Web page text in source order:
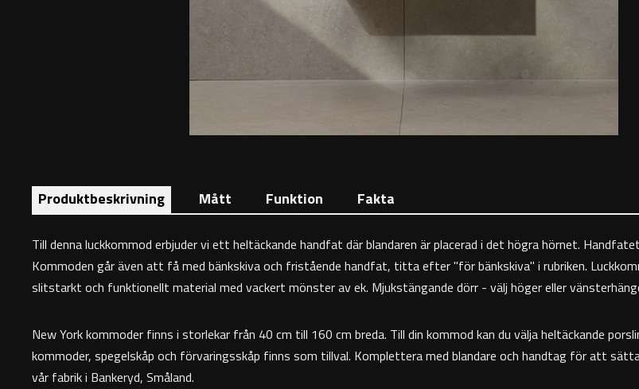
Produktbeskrivning Mått Funktion Fakta
Till denna luckkommod erbjuder vi ett heltäckande handfat där blandaren är placerad i det högra hörnet.
Kommoden går även att få med bänkskiva och fristående handfat, titta efter "för bänkskiva" i rubriken.
slitstarkt och funktionellt material med vackert mönster av ek. Mjukstängande dörr - välj höger eller
New York kommoder finns i storlekar från 40 cm till 160 cm breda. Till din kommod kan du välja heltäckande
kommoder, spegelskåp och förvaringsskåp finns som tillval. Komplettera med blandare och handtag för att
vår fabrik i Bankeryd, Småland.